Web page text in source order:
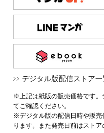
デジタル版配信ストア一
※上記は紙版の販売価格です。
てご確認ください。
※デジタル版の配信日時や販売
ります。また発売日前はストア